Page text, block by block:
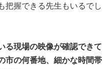
把握できる先生もいるでし
る現場の映像が確認できて
市の何番地、細かな時間帯